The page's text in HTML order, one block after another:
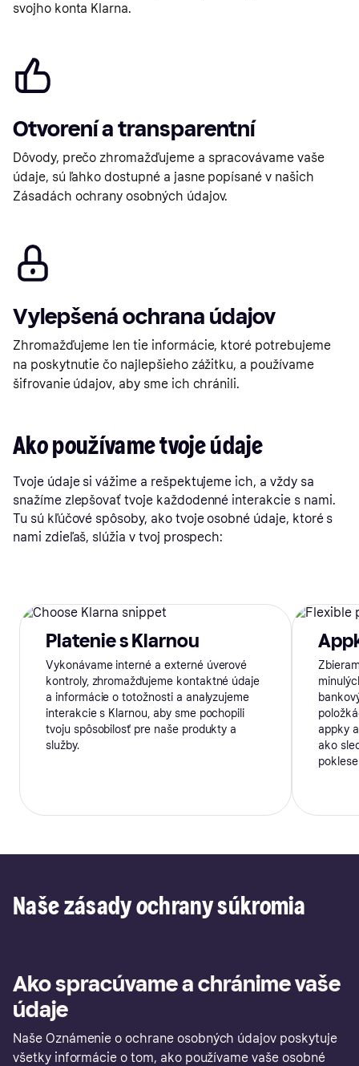
svojho konta Klarna.
Otvorení a transparentní
Dôvody, prečo zhromažďujeme a spracovávame vaše
údaje, sú ľahko dostupné a jasne popísané v našich
Zásadách ochrany osobných údajov.
Vylepšená ochrana údajov
Zhromažďujeme len tie informácie, ktoré potrebujeme
na poskytnutie čo najlepšieho zážitku, a používame
šifrovanie údajov, aby sme ich chránili.
Ako používame tvoje údaje
Tvoje údaje si vážime a rešpektujeme ich, a vždy sa
snažíme zlepšovať tvoje každodenné interakcie s nami.
Tu sú kľúčové spôsoby, ako tvoje osobné údaje, ktoré s
nami zdieľaš, slúžia v tvoj prospech:
Platenie s Klarnou
Vykonávame interné a externé úverové
kontroly, zhromažďujeme kontaktné údaje
a informácie o totožnosti a analyzujeme
interakcie s Klarnou, aby sme pochopili
tvoju spôsobilosť pre naše produkty a
služby.
appky
ako
Naše zásady ochrany súkromia
Ako spracúvame a chránime vaše
údaje
Naše Oznámenie o ochrane osobných údajov poskytuje
všetky informácie o tom, ako používame vaše osobné